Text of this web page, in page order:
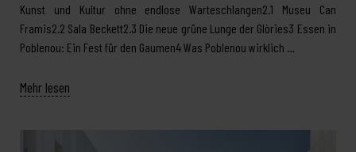
Kunst und Kultur ohne endlose Warteschlangen2.1 Museu Can
Framis2.2 Sala Beckett2.3 Die neue grüne Lunge der Glòries3 Essen in
Poblenou: Ein Fest für den Gaumen4 Was Poblenou wirklich …
Mehr lesen